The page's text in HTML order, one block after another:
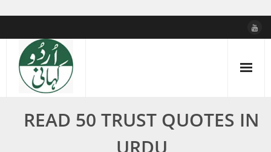
content
READ 50 TRUST QUOTES IN
URDU